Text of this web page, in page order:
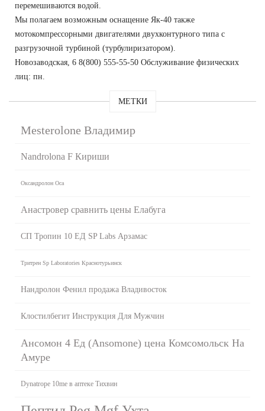
перемешиваются водой.
Мы полагаем возможным оснащение Як-40 также
мотокомпрессорными двигателями двухконтурного типа с
разгрузочной турбиной (турбулиризатором).
Новозаводская, 6 8(800) 555-55-50 Обслуживание физических
лиц: пн.
МЕТКИ
Mesterolone Владимир
Nandrolona F Кириши
Оксандролон Оса
Анастровер сравнить цены Елабуга
СП Тропин 10 ЕД SP Labs Арзамас
Тритрен Sp Laboratories Краснотурьинск
Нандролон Фенил продажа Владивосток
Клостилбегит Инструкция Для Мужчин
Ансомон 4 Ед (Ansomone) цена Комсомольск На
Амуре
Dynatrope 10me в аптеке Тихвин